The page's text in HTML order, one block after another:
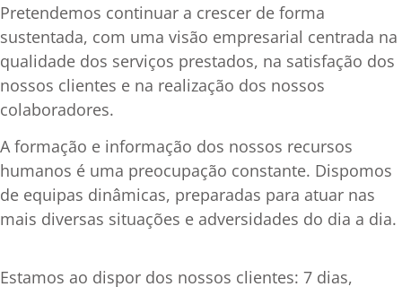
Pretendemos continuar a crescer de forma
sustentada, com uma visão empresarial centrada na
qualidade dos serviços prestados, na satisfação dos
nossos clientes e na realização dos nossos
colaboradores.
A formação e informação dos nossos recursos
humanos é uma preocupação constante. Dispomos
de equipas dinâmicas, preparadas para atuar nas
mais diversas situações e adversidades do dia a dia.
Estamos ao dispor dos nossos clientes: 7 dias,